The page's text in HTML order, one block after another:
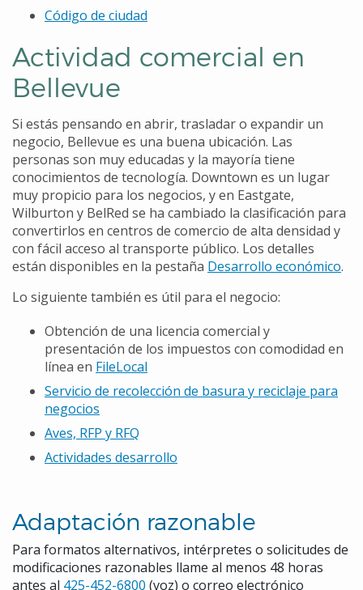
Código de ciudad
Actividad comercial en
Bellevue
Si estás pensando en abrir, trasladar o expandir un
negocio, Bellevue es una buena ubicación. Las
personas son muy educadas y la mayoría tiene
conocimientos de tecnología. Downtown es un lugar
muy propicio para los negocios, y en Eastgate,
Wilburton y BelRed se ha cambiado la clasificación para
convertirlos en centros de comercio de alta densidad y
con fácil acceso al transporte público. Los detalles
están disponibles en la pestaña Desarrollo económico.
Lo siguiente también es útil para el negocio:
Obtención de una licencia comercial y
presentación de los impuestos con comodidad en
línea en FileLocal
Servicio de recolección de basura y reciclaje para
negocios
Aves, RFP y RFQ
Actividades desarrollo
Adaptación razonable
Para formatos alternativos, intérpretes o solicitudes de
modificaciones razonables llame al menos 48 horas
antes al 425-452-6800 (voz) o correo electrónico